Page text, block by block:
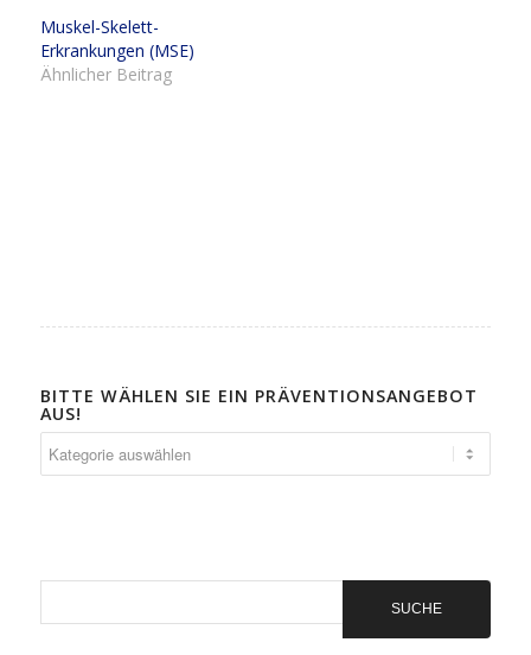
Muskel-Skelett-
Erkrankungen (MSE)
Ähnlicher Beitrag
BITTE WÄHLEN SIE EIN PRÄVENTIONSANGEBOT
AUS!
wählen